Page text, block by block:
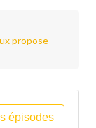
propose
Tous les épisodes